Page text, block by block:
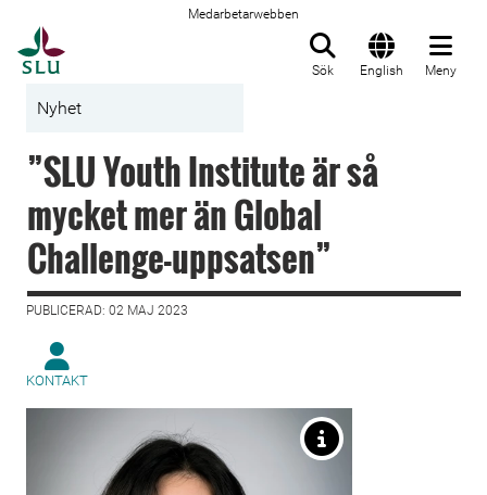
Medarbetarwebben
Sök English Meny
Nyhet
”SLU Youth Institute är så
mycket mer än Global
Challenge-uppsatsen”
PUBLICERAD: 02 MAJ 2023
KONTAKT